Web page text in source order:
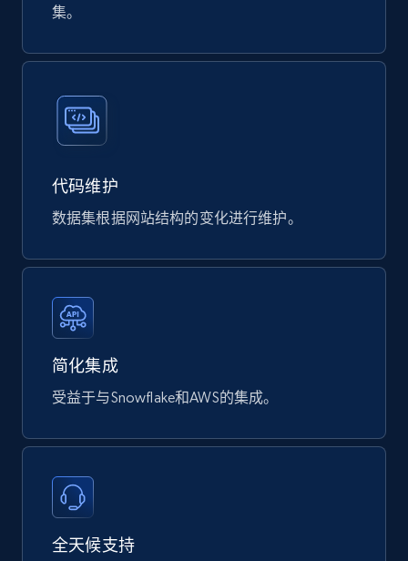
集。
代码维护
数据集根据网站结构的变化进行维护。
简化集成
受益于与Snowflake和AWS的集成。
全天候支持